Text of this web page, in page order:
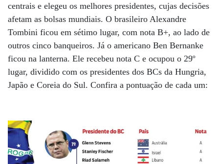
centrais e elegeu os melhores presidentes, cujas decisões
afetam as bolsas mundiais. O brasileiro Alexandre
Tombini ficou em sétimo lugar, com nota B+, ao lado de
outros cinco banqueiros. Já o americano Ben Bernanke
ficou na lanterna. Ele recebeu nota C e ocupou o 29º
lugar, dividido com os presidentes dos BCs da Hungria,
Japão e Coreia do Sul. Confira a pontuação de cada um: